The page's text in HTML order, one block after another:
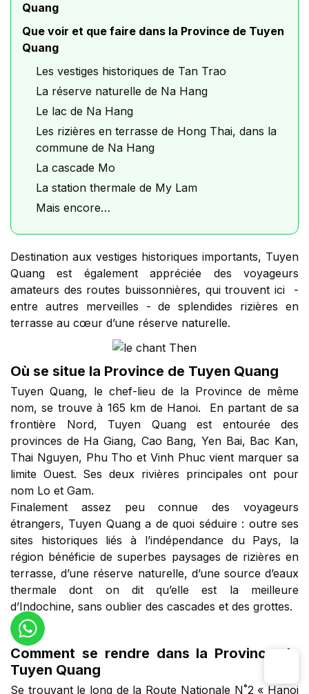
Quang
Que voir et que faire dans la Province de Tuyen
Quang
Les vestiges historiques de Tan Trao
La réserve naturelle de Na Hang
Le lac de Na Hang
Les rizières en terrasse de Hong Thai, dans la
commune de Na Hang
La cascade Mo
La station thermale de My Lam
Mais encore…
Destination aux vestiges historiques importants, Tuyen
Quang est également appréciée des voyageurs
amateurs des routes buissonnières, qui trouvent ici -
entre autres merveilles - de splendides rizières en
terrasse au cœur d’une réserve naturelle.
Où se situe la Province de Tuyen Quang
Tuyen Quang, le chef-lieu de la Province de même
nom, se trouve à 165 km de Hanoi. En partant de sa
frontière Nord, Tuyen Quang est entourée des
provinces de Ha Giang, Cao Bang, Yen Bai, Bac Kan,
Thai Nguyen, Phu Tho et Vinh Phuc vient marquer sa
limite Ouest. Ses deux rivières principales ont pour
nom Lo et Gam.
Finalement assez peu connue des voyageurs
étrangers, Tuyen Quang a de quoi séduire : outre ses
sites historiques liés à l’indépendance du Pays, la
région bénéficie de superbes paysages de rizières en
terrasse, d’une réserve naturelle, d’une source d’eaux
thermale dont on dit qu’elle est la meilleure
d’Indochine, sans oublier des cascades et des grottes.
Comment se rendre dans la Province de
Tuyen Quang
Se trouvant le long de la Route Nationale N˚2 « Hanoi